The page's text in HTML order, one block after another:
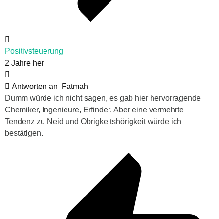
Positivsteuerung
2 Jahre her
Antworten an
Fatmah
Dumm würde ich nicht sagen, es gab hier hervorragende
Chemiker, Ingenieure, Erfinder. Aber eine vermehrte
Tendenz zu Neid und Obrigkeitshörigkeit würde ich
bestätigen.